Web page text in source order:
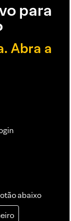
para
Abra a
abaixo